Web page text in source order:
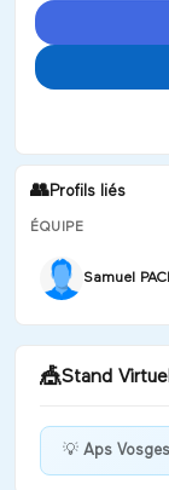
👥Profils liés
ÉQUIPE
Samuel
🎪Stand Virtuel
💡 Aps Vosges